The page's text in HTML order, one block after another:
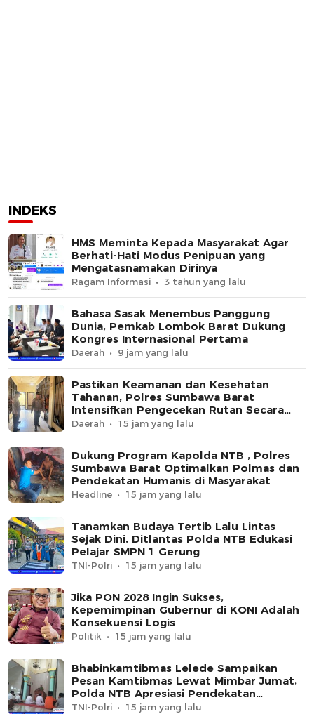
INDEKS
HMS Meminta Kepada Masyarakat Agar
Berhati-Hati Modus Penipuan yang
Mengatasnamakan Dirinya
Ragam Informasi 3 tahun yang lalu
Bahasa Sasak Menembus Panggung
Dunia, Pemkab Lombok Barat Dukung
Kongres Internasional Pertama
Daerah 9 jam yang lalu
Pastikan Keamanan dan Kesehatan
Tahanan, Polres Sumbawa Barat
Intensifkan Pengecekan Rutan Secara
Berkala
Daerah 15 jam yang lalu
Dukung Program Kapolda NTB , Polres
Sumbawa Barat Optimalkan Polmas dan
Pendekatan Humanis di Masyarakat
Headline 15 jam yang lalu
Tanamkan Budaya Tertib Lalu Lintas
Sejak Dini, Ditlantas Polda NTB Edukasi
Pelajar SMPN 1 Gerung
TNI-Polri 15 jam yang lalu
Jika PON 2028 Ingin Sukses,
Kepemimpinan Gubernur di KONI Adalah
Konsekuensi Logis
Politik 15 jam yang lalu
Bhabinkamtibmas Lelede Sampaikan
Pesan Kamtibmas Lewat Mimbar Jumat,
Polda NTB Apresiasi Pendekatan
Keagamaan
TNI-Polri 15 jam yang lalu